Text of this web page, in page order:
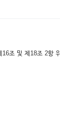
조 및 제18조 2항